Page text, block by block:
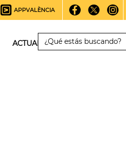
APPVALÈNCIA
ACTUALIDAD